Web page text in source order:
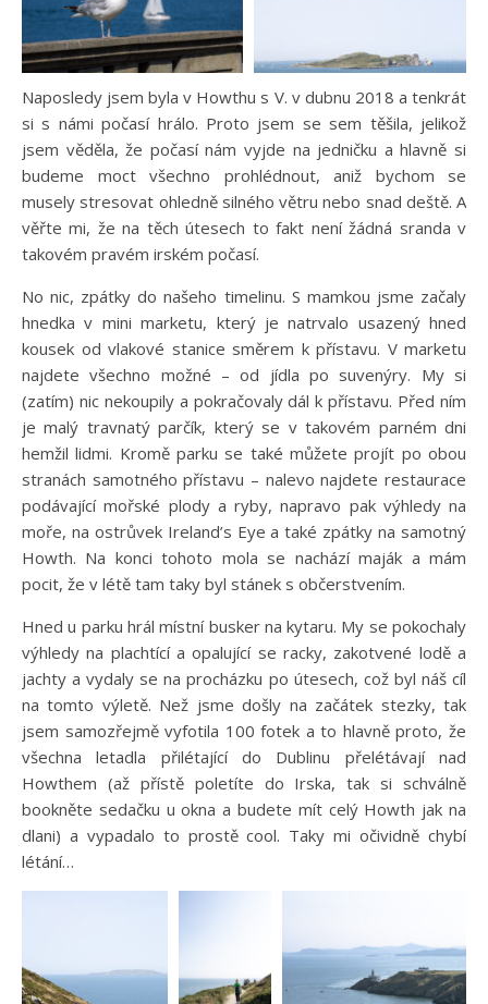
Naposledy jsem byla v Howthu s V. v dubnu 2018 a tenkrát
si s námi počasí hrálo. Proto jsem se sem těšila, jelikož
jsem věděla, že počasí nám vyjde na jedničku a hlavně si
budeme moct všechno prohlédnout, aniž bychom se
musely stresovat ohledně silného větru nebo snad deště. A
věřte mi, že na těch útesech to fakt není žádná sranda v
takovém pravém irském počasí.
No nic, zpátky do našeho timelinu. S mamkou jsme začaly
hnedka v mini marketu, který je natrvalo usazený hned
kousek od vlakové stanice směrem k přístavu. V marketu
najdete všechno možné – od jídla po suvenýry. My si
(zatím) nic nekoupily a pokračovaly dál k přístavu. Před ním
je malý travnatý parčík, který se v takovém parném dni
hemžil lidmi. Kromě parku se také můžete projít po obou
stranách samotného přístavu – nalevo najdete restaurace
podávající mořské plody a ryby, napravo pak výhledy na
moře, na ostrůvek Ireland’s Eye a také zpátky na samotný
Howth. Na konci tohoto mola se nachází maják a mám
pocit, že v létě tam taky byl stánek s občerstvením.
Hned u parku hrál místní busker na kytaru. My se pokochaly
výhledy na plachtící a opalující se racky, zakotvené lodě a
jachty a vydaly se na procházku po útesech, což byl náš cíl
na tomto výletě. Než jsme došly na začátek stezky, tak
jsem samozřejmě vyfotila 100 fotek a to hlavně proto, že
všechna letadla přilétající do Dublinu přelétávají nad
Howthem (až přístě poletíte do Irska, tak si schválně
bookněte sedačku u okna a budete mít celý Howth jak na
dlani) a vypadalo to prostě cool. Taky mi očividně chybí
létání…